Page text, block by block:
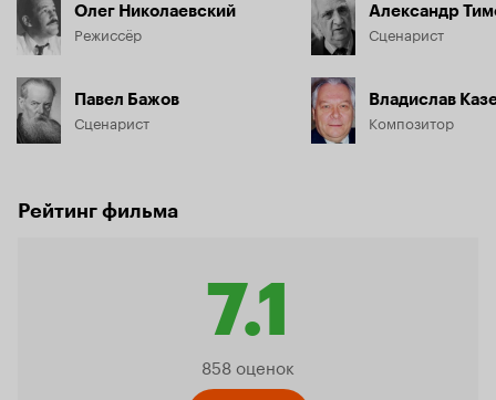
Олег Николаевский
Режиссёр
Павел Бажов
Сценарист
Александр
Сценарист
Владислав
Композитор
Рейтинг фильма
7.1
858 оценок